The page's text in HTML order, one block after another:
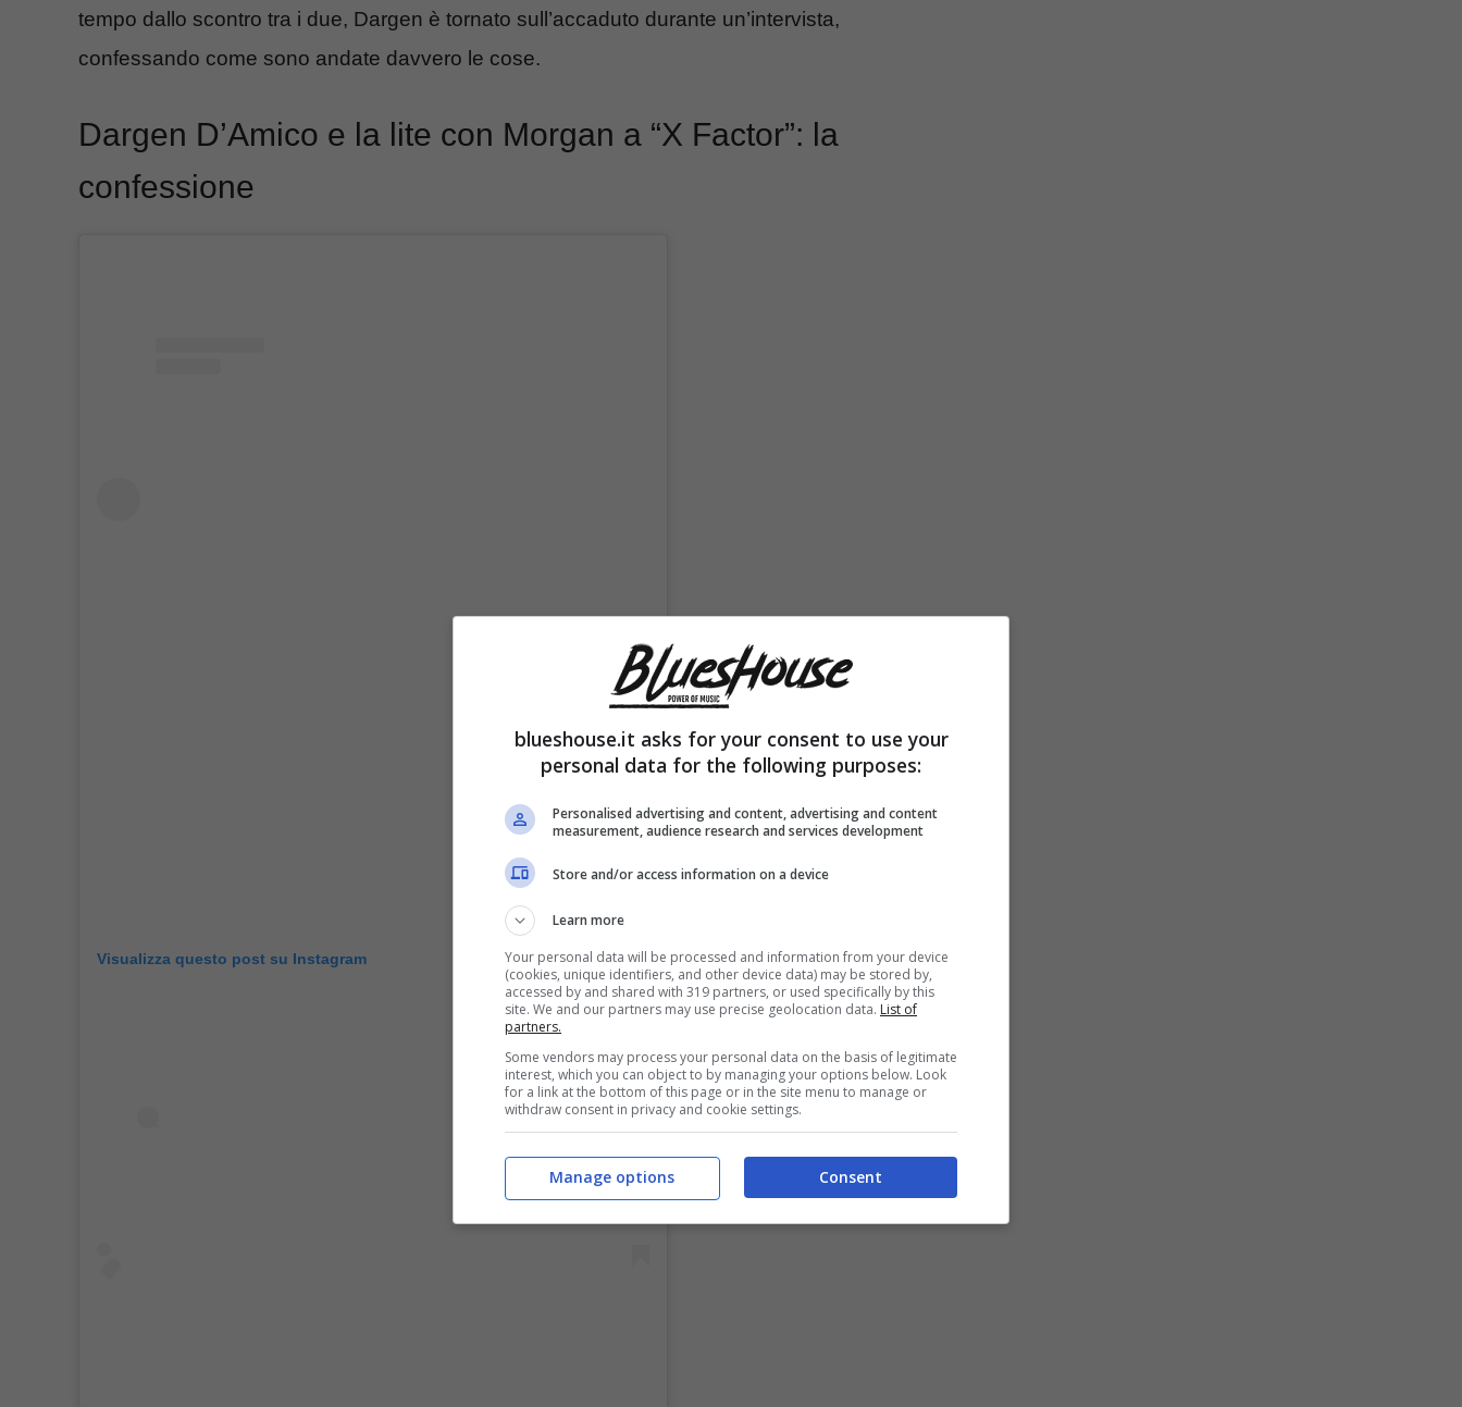
tempo dallo scontro tra i due, Dargen è tornato sull’accaduto durante un’intervista,
confessando come sono andate davvero le cose.
Dargen D’Amico e la lite con Morgan a “X Factor”: la
confessione
Visualizza questo post su Instagram
blueshouse.it asks for your consent to use your
personal data for the following purposes:
Personalised advertising and content, advertising and content
measurement, audience research and services development
Store and/or access information on a device
Learn more
Your personal data will be processed and information from your device
(cookies, unique identifiers, and other device data) may be stored by,
accessed by and shared with 319 partners, or used specifically by this
site. We and our partners may use precise geolocation data. List of
partners.
Some vendors may process your personal data on the basis of legitimate
interest, which you can object to by managing your options below. Look
for a link at the bottom of this page or in the site menu to manage or
withdraw consent in privacy and cookie settings.
Consent
Manage options